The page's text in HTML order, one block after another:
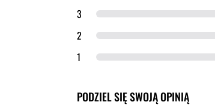
3 gwiazdki
2 gwiazdki
1 gwiazdka
PODZIEL SIĘ SWOJĄ OPINIĄ